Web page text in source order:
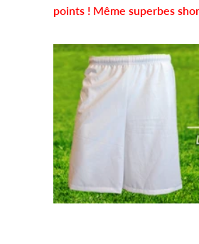
points ! Même superbes